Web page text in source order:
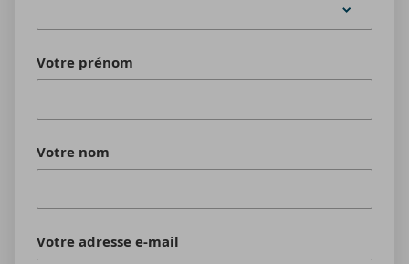
Votre prénom
Votre nom
Votre adresse e-mail